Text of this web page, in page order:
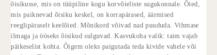
õisikusse, mis on tüüpiline kogu korvõieliste sugukonnale. Õied,
mis paiknevad õisiku keskel, on korrapärased, äärmised
reeglipäraselt keelõied. Mõnikord võivad nad puududa. Vihmase
ilmaga ja ööseks õisikud sulguvad. Kasvukoha valik: taim vajab
päikeselist kohta. Õigem oleks paigutada teda kivide vahele või